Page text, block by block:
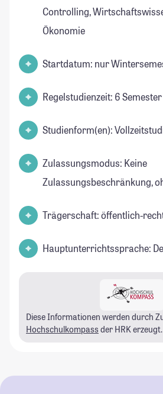
Controlling,
Ökonomie
Startdatum: nur
Regelstudienzeit: 6 Semester
Studienform(en):
Zulassungsmodus: Keine
Zulassungsbeschränkung,
Trägerschaft: öffentlich-
Hauptunterrichtssprache:
Diese Informationen werden durch
Hochschulkompass der HRK erzeugt.